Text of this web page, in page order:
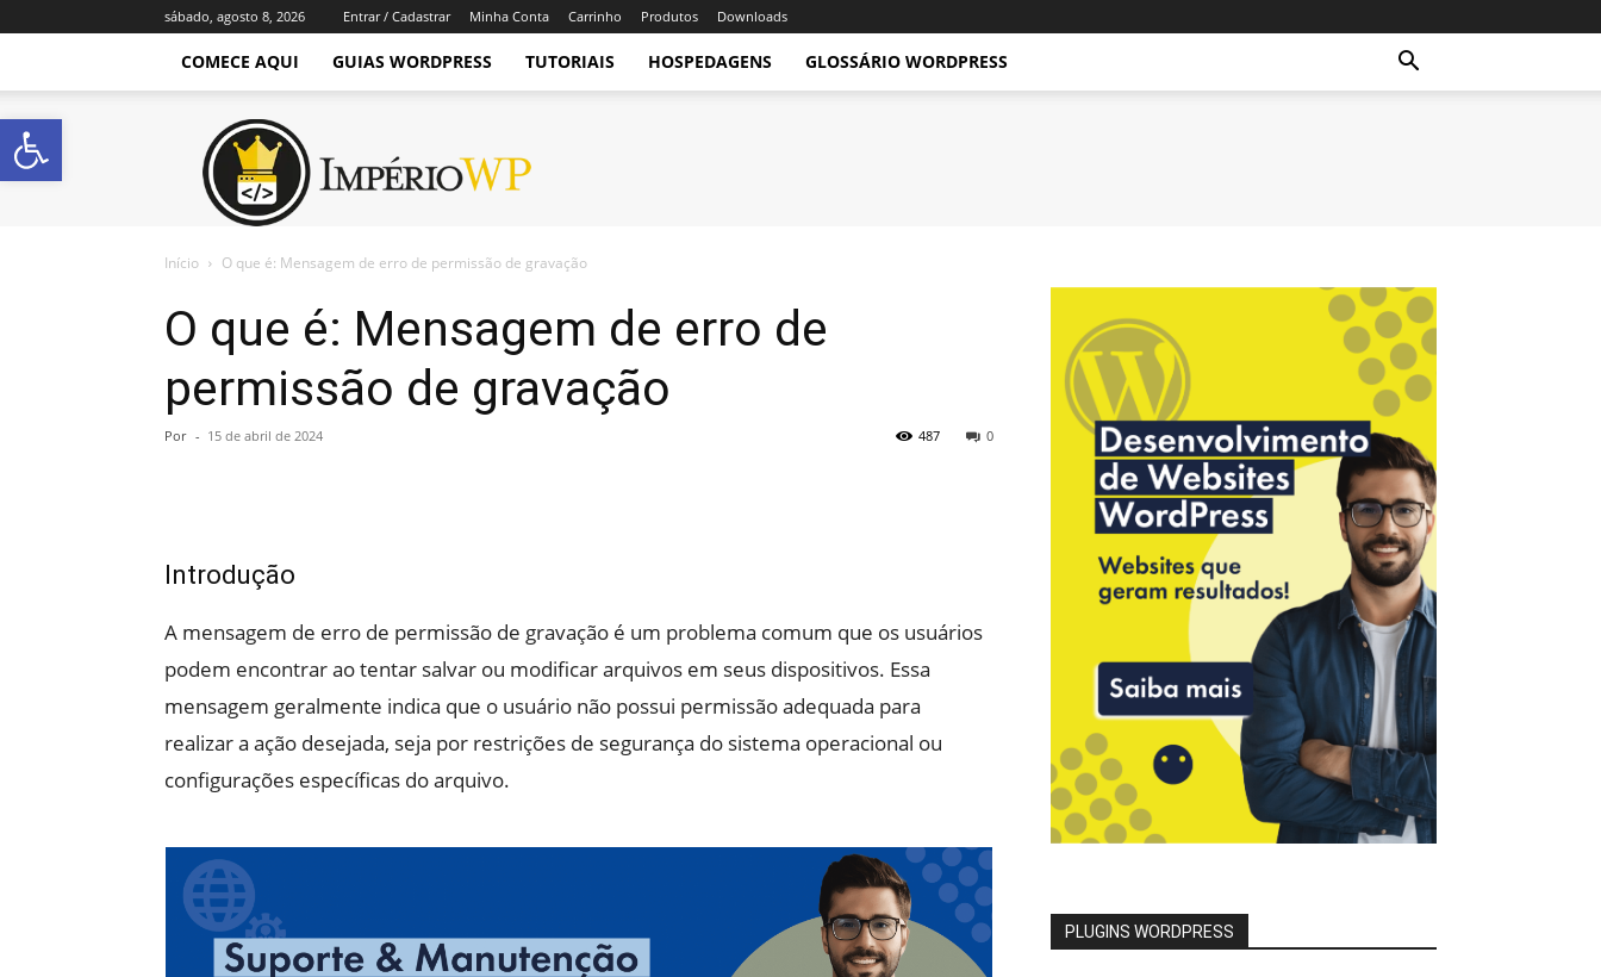
sábado, agosto 8, 2026 Entrar / Cadastrar Minha Conta Carrinho Produtos Downloads
COMECE AQUI GUIAS WORDPRESS TUTORIAIS HOSPEDAGENS GLOSSÁRIO WORDPRESS
Império
WordPress
Início O que é: Mensagem de erro de permissão de gravação
O que é: Mensagem de erro de
permissão de gravação
Por - 15 de abril de 2024 0
487
Introdução
A mensagem de erro de permissão de gravação é um problema comum que os usuários
podem encontrar ao tentar salvar ou modificar arquivos em seus dispositivos. Essa
mensagem geralmente indica que o usuário não possui permissão adequada para
realizar a ação desejada, seja por restrições de segurança do sistema operacional ou
configurações específicas do arquivo.
PLUGINS WORDPRESS
Abrir a barra de ferramentas